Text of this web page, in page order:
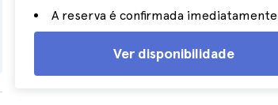
A reserva é confirmada imediatamente
Ver disponibilidade